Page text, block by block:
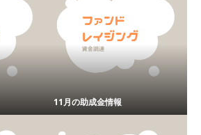
11月の助成金情報